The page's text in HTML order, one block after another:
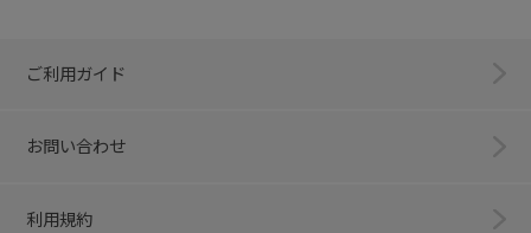
ご利用ガイド
お問い合わせ
利用規約